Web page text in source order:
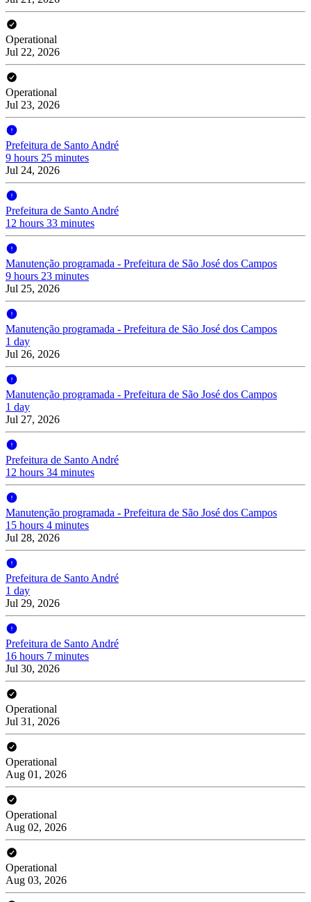
Operational
Jul 22, 2026
Operational
Jul 23, 2026
Prefeitura de Santo André
9 hours 25 minutes
Jul 24, 2026
Prefeitura de Santo André
12 hours 33 minutes
Manutenção programada - Prefeitura de São José dos Campos
9 hours 23 minutes
Jul 25, 2026
Manutenção programada - Prefeitura de São José dos Campos
1 day
Jul 26, 2026
Manutenção programada - Prefeitura de São José dos Campos
1 day
Jul 27, 2026
Prefeitura de Santo André
12 hours 34 minutes
Manutenção programada - Prefeitura de São José dos Campos
15 hours 4 minutes
Jul 28, 2026
Prefeitura de Santo André
1 day
Jul 29, 2026
Prefeitura de Santo André
16 hours 7 minutes
Jul 30, 2026
Operational
Jul 31, 2026
Operational
Aug 01, 2026
Operational
Aug 02, 2026
Operational
Aug 03, 2026